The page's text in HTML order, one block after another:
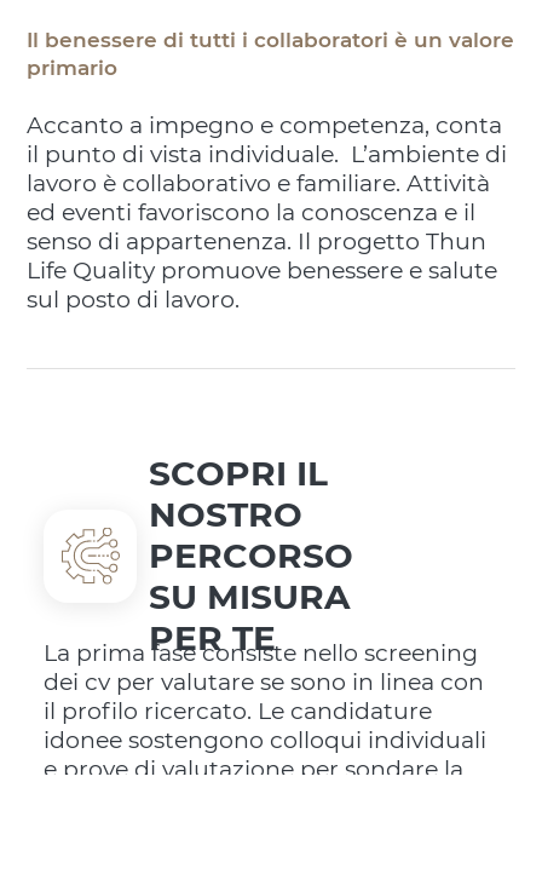
Il benessere di tutti i collaboratori è un valore
primario
Accanto a impegno e competenza, conta
il punto di vista individuale. L’ambiente di
lavoro è collaborativo e familiare. Attività
ed eventi favoriscono la conoscenza e il
senso di appartenenza. Il progetto Thun
Life Quality promuove benessere e salute
sul posto di lavoro.
SCOPRI IL
NOSTRO
PERCORSO
SU MISURA
PER TE
La prima fase consiste nello screening
dei cv per valutare se sono in linea con
il profilo ricercato. Le candidature
idonee sostengono colloqui individuali
e prove di valutazione per sondare la